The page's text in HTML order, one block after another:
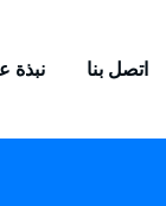
نبذة اتصل بنا